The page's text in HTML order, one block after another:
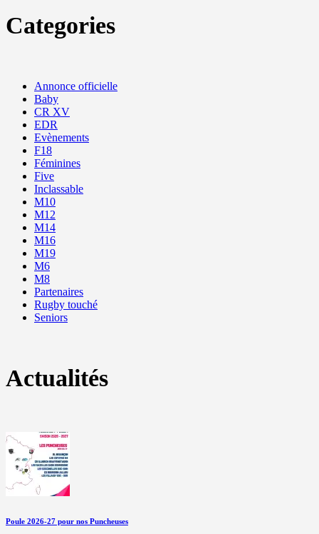
Categories
Annonce officielle
Baby
CR XV
EDR
Evènements
F18
Féminines
Five
Inclassable
M10
M12
M14
M16
M19
M6
M8
Partenaires
Rugby touché
Seniors
Actualités
Poule 2026-27 pour nos Puncheuses